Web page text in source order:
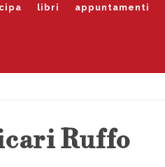
libri appuntamenti
Ruffo